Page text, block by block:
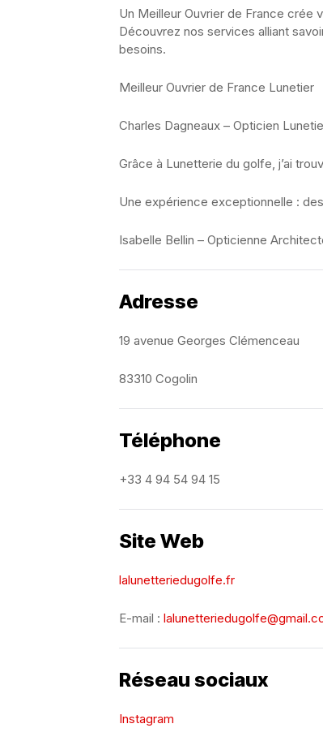
Un Meilleur Ouvrier de France crée
Découvrez nos services alliant
besoins.
Meilleur Ouvrier de France Lunetier
Charles Dagneaux – Opticien
Grâce à Lunetterie du golfe, j’ai
Une expérience exceptionnelle :
Isabelle Bellin – Opticienne
Adresse
19 avenue Georges Clémenceau
83310 Cogolin
Téléphone
+33 4 94 54 94 15
Site Web
lalunetteriedugolfe.fr
E-mail :
Réseau sociaux
Instagram